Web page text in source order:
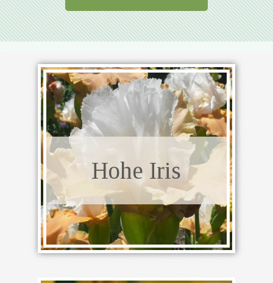
Hohe IrisHohe Iris
Mehr als 400 Sorten
Entdecken Sie die Sammlung